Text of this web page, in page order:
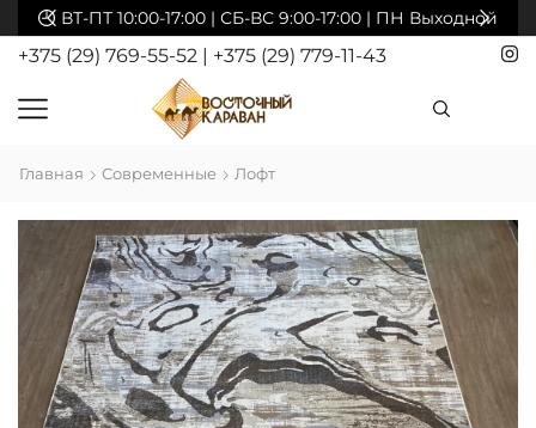
ВТ-ПТ 10:00-17:00 | СБ-ВС 9:00-17:00 | ПН Выходной
+375 (29) 769-55-52 | +375 (29) 779-11-43
Главная Современные Лофт